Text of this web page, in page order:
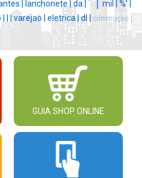
| lanchonete | da | mil | %' |
| | | varejao | eletrica |dl | construçao |
GUIA SHOP ONLINE